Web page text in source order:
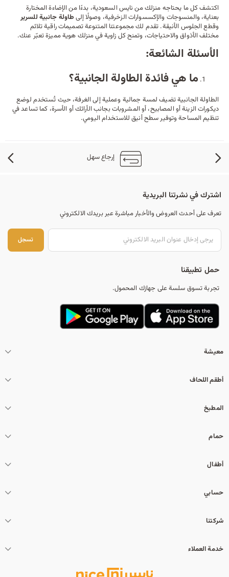
اكتشف كل ما يحتاجه منزلك من نايس السعودية، بدءًا من الإضاءة المختارة
بعناية، والمنسوجات والإكسسوارات الزخرفية، وصولًا إلىطاولة جانبية للسرير
وقطع الجلوس الأنيقة. تقدم لك مجموعتنا المتنوعة تصميمات راقية تلائم
مختلف الأذواق والاحتياجات، وتمنح كل زاوية في منزلك هوية مميزة تعبّر عنك.
الأسئلة الشائعة:
ما هي فائدة الطاولة الجانبية؟
الطاولة الجانبية تضيف لمسة جمالية وعملية إلى الغرفة، حيث تُستخدم لوضع
ديكورات الزينة أو المصابيح، أو المشروبات بجانب الأرائك أو الأسرة، كما تساعد في
تنظيم المساحة وتوفير سطح أنيق للاستخدام اليومي.
إرجاع سهل
اشترك في نشرتنا البريدية
تعرف على أحدث العروض والأخبار مباشرة عبر بريدك الالكتروني
تسجل
حمل تطبيقنا
تجربة تسوق سلسة على جهازك المحمول.
معيشة
أطقم اللحاف
المطبخ
حمام
أطفال
حسابي
شركتنا
خدمة العملاء